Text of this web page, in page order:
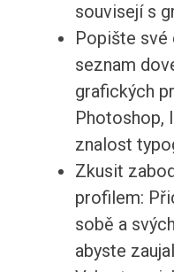
souvisejí s
Popište
seznam
grafických
Photoshop,
znalost
Zkusit
profilem:
sobě a
abyste